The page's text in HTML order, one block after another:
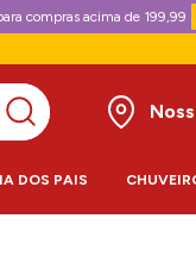
compras acima de 199,99
DOS PAIS